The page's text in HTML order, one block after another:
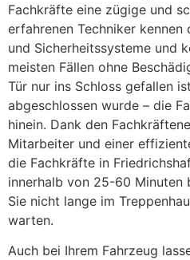
Fachkräfte eine zügige und
erfahrenen Techniker kennen
und Sicherheitssysteme und
meisten Fällen ohne
Tür nur ins Schloss gefallen
abgeschlossen wurde – die
hinein. Dank den
Mitarbeiter und einer
die Fachkräfte in
innerhalb von 25-60 Minuten
Sie nicht lange im
warten.
Auch bei Ihrem Fahrzeug